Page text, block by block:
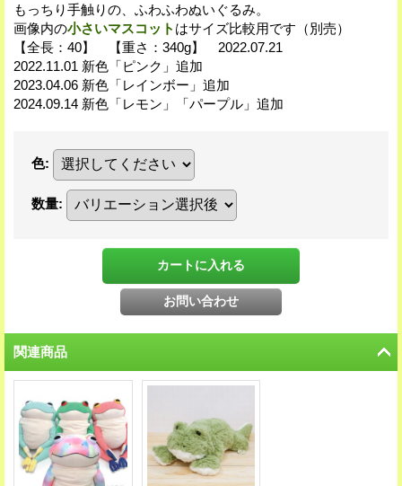
もっちり手触りの、ふわふわぬいぐるみ。
画像内の小さいマスコット はサイズ比較用です（別売）
【全長：40】 【重さ：340g】 2022.07.21
2022.11.01 新色「ピンク」追加
2023.04.06 新色「レインボー」追加
2024.09.14 新色「レモン」「パープル」追加
色:
数量:
関連商品